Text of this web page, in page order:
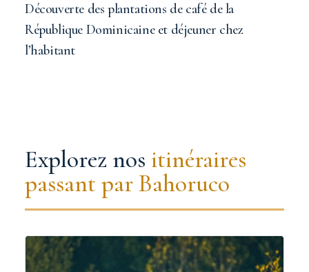
Découverte des plantations de café de la
République Dominicaine et déjeuner chez
l’habitant
Explorez nos itinéraires
passant par Bahoruco